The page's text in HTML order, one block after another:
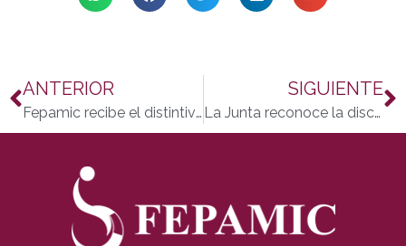
ANTERIOR
Fepamic recibe el distintivo Concilia Plus por su labor en materia de conciliación
SIGUIENTE
La Junta reconoce la discapacidad de 30.447 andaluces en 2012